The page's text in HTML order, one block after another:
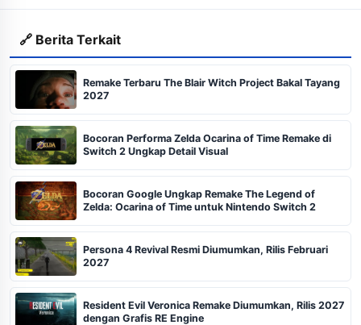
🔗 Berita Terkait
Remake Terbaru The Blair Witch Project Bakal Tayang
2027
Bocoran Performa Zelda Ocarina of Time Remake di
Switch 2 Ungkap Detail Visual
Bocoran Google Ungkap Remake The Legend of
Zelda: Ocarina of Time untuk Nintendo Switch 2
Persona 4 Revival Resmi Diumumkan, Rilis Februari
2027
Resident Evil Veronica Remake Diumumkan, Rilis 2027
dengan Grafis RE Engine